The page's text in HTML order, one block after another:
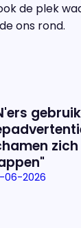
de plek
ons rond.
06-2026